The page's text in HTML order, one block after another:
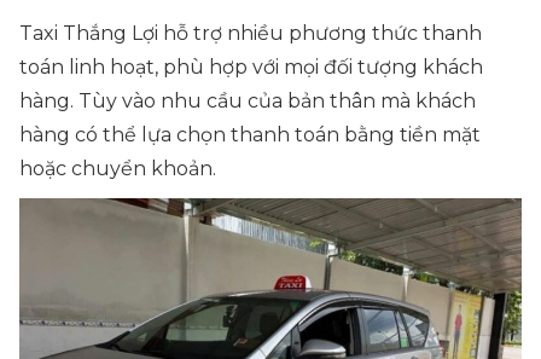
Taxi Thắng Lợi hỗ trợ nhiều phương thức thanh
toán linh hoạt, phù hợp với mọi đối tượng khách
hàng. Tùy vào nhu cầu của bản thân mà khách
hàng có thể lựa chọn thanh toán bằng tiền mặt
hoặc chuyển khoản.